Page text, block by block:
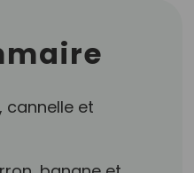
cannelle et